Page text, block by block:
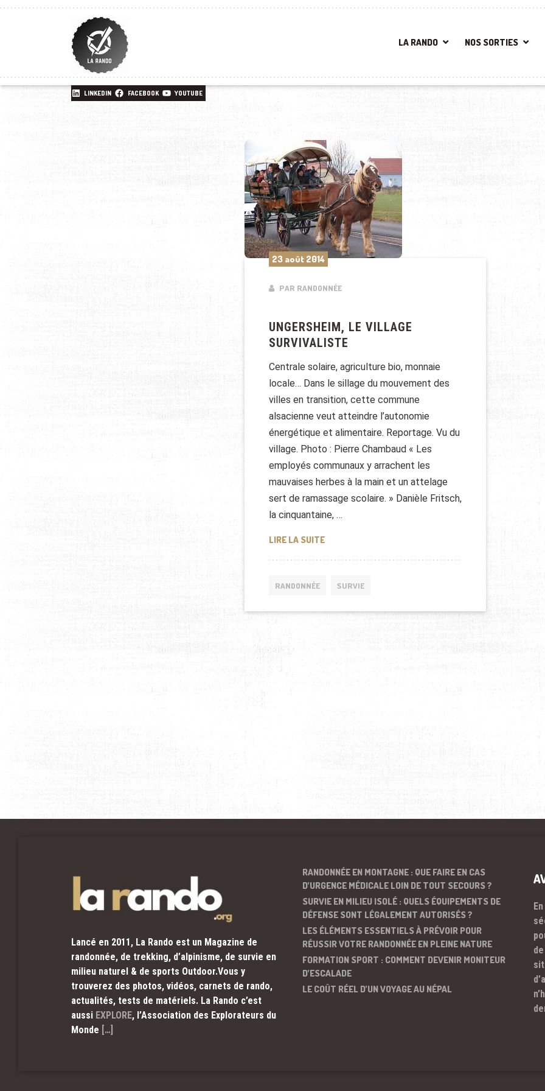
LA RANDO NOS SORTIES
LINKEDIN FACEBOOK YOUTUBE
23 août 2014
PAR RANDONNÉE
UNGERSHEIM, LE VILLAGE
SURVIVALISTE
Centrale solaire, agriculture bio, monnaie
locale… Dans le sillage du mouvement des
villes en transition, cette commune
alsacienne veut atteindre l’autonomie
énergétique et alimentaire. Reportage. Vu du
village. Photo : Pierre Chambaud « Les
employés communaux y arrachent les
mauvaises herbes à la main et un attelage
sert de ramassage scolaire. » Danièle Fritsch,
la cinquantaine, …
LIRE LA SUITEUNGERSHEIM, LE VILLAGE SURVIVALISTE
RANDONNÉE SURVIE
Lancé en 2011, La Rando est un Magazine de
randonnée, de trekking, d’alpinisme, de survie en
milieu naturel & de sports Outdoor.Vous y
trouverez des photos, vidéos, carnets de rando,
actualités, tests de matériels. La Rando c’est
aussi EXPLORE, l’Association des Explorateurs du
Monde […]
RANDONNÉE EN MONTAGNE : QUE FAIRE EN CAS
D’URGENCE MÉDICALE LOIN DE TOUT SECOURS ?
SURVIE EN MILIEU ISOLÉ : QUELS ÉQUIPEMENTS DE
DÉFENSE SONT LÉGALEMENT AUTORISÉS ?
LES ÉLÉMENTS ESSENTIELS À PRÉVOIR POUR
RÉUSSIR VOTRE RANDONNÉE EN PLEINE NATURE
FORMATION SPORT : COMMENT DEVENIR MONITEUR
D’ESCALADE
LE COÛT RÉEL D’UN VOYAGE AU NÉPAL